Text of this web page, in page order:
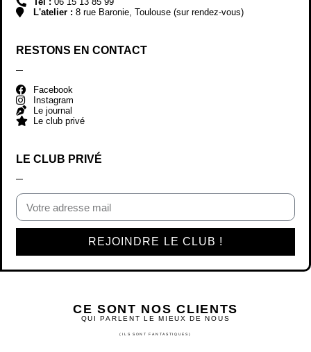
L'atelier : 8 rue Baronie, Toulouse (sur rendez-vous)
RESTONS EN CONTACT
Facebook
Instagram
Le journal
Le club privé
LE CLUB PRIVÉ
REJOINDRE LE CLUB !
CE SONT NOS CLIENTS
QUI PARLENT LE MIEUX DE NOUS
(ILS SONT FANTASTIQUES)